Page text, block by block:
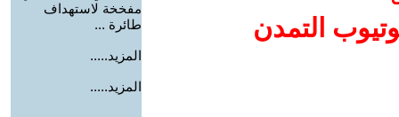
التمدن
مفخخة لاستهداف
طائرة ...
المزيد.....
المزيد.....